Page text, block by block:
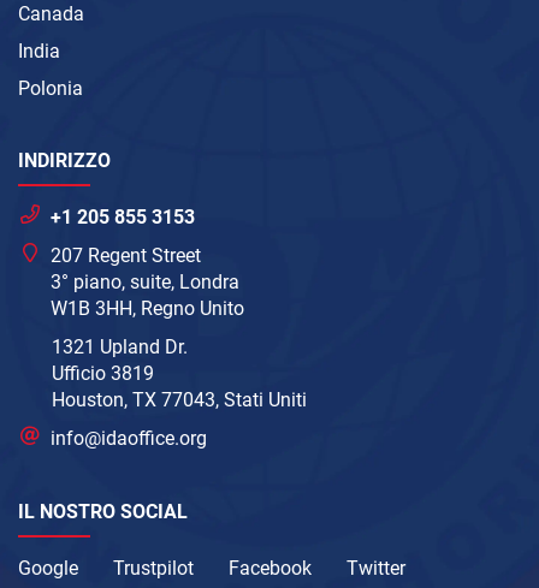
Canada
India
Polonia
INDIRIZZO
+1 205 855 3153
207 Regent Street
3° piano, suite, Londra
W1B 3HH, Regno Unito
1321 Upland Dr.
Ufficio 3819
Houston, TX 77043, Stati Uniti
info@idaoffice.org
IL NOSTRO SOCIAL
Google Trustpilot Facebook
Twitter